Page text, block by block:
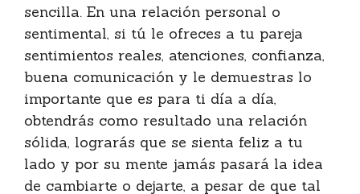
sencilla. En una relación personal o
sentimental, si tú le ofreces a tu pareja
sentimientos reales, atenciones, confianza,
buena comunicación y le demuestras lo
importante que es para ti día a día,
obtendrás como resultado una relación
sólida, lograrás que se sienta feliz a tu
lado y por su mente jamás pasará la idea
de cambiarte o dejarte, a pesar de que tal